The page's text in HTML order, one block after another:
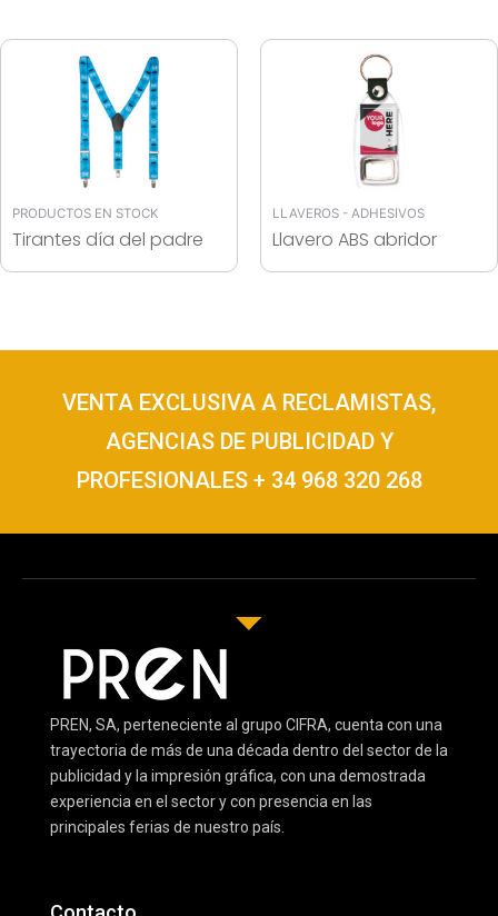
PRODUCTOS EN STOCK
Tirantes día del padre
LLAVEROS - ADHESIVOS
Llavero ABS abridor
VENTA EXCLUSIVA A RECLAMISTAS,
AGENCIAS DE PUBLICIDAD Y
PROFESIONALES + 34 968 320 268
PREN, SA, perteneciente al grupo CIFRA, cuenta con una
trayectoria de más de una década dentro del sector de la
publicidad y la impresión gráfica, con una demostrada
experiencia en el sector y con presencia en las
principales ferias de nuestro país.